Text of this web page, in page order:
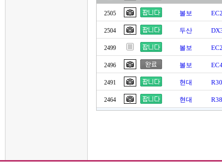
2505 볼보
2504 두산
2499 볼보
2496 볼보
2491 현대
2464 현대